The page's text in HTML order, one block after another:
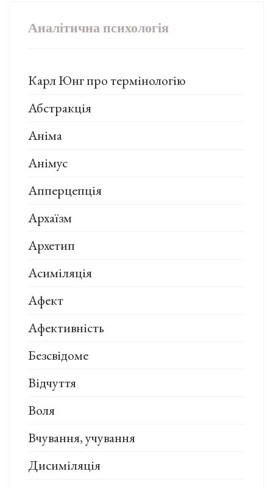
Аналітична психологія
Карл Юнг про термінологію
Абстракція
Аніма
Анімус
Апперцепція
Архаїзм
Архетип
Асиміляція
Афект
Афективність
Безсвідоме
Відчуття
Воля
Вчування, учування
Дисиміляція